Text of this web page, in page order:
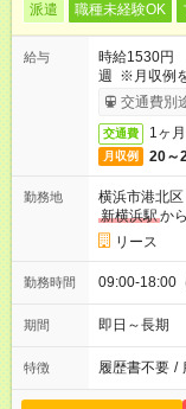
派遣 職種未経験OK
給与
時給1530円
週 ※月収例
ービス利用
交通費別
交通費 1ヶ
月収例 20～
勤務地
横浜市港北区
新横浜駅か
リース
勤務時間 09:00-18:00
期間 即日～長期
特徴 履歴書不要 /